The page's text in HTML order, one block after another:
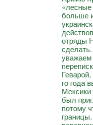
«лесные
больше
отряды
уважаем
го года
был
потому